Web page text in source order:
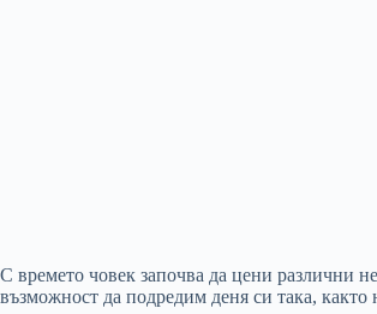
С времето човек започва да цени различни
възможност да подредим деня си така,